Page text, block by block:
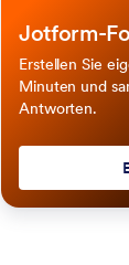
Jotform-
Erstellen Sie
Minuten und
Antworten.